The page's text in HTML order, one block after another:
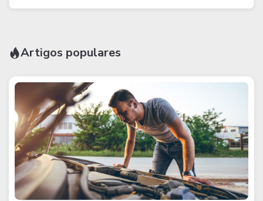
Artigos populares